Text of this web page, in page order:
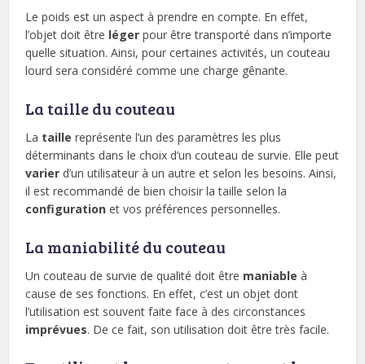
Le poids est un aspect à prendre en compte. En effet,
l’objet doit être léger pour être transporté dans n’importe
quelle situation. Ainsi, pour certaines activités, un couteau
lourd sera considéré comme une charge gênante.
La taille du couteau
La taille représente l’un des paramètres les plus
déterminants dans le choix d’un couteau de survie. Elle peut
varier d’un utilisateur à un autre et selon les besoins. Ainsi,
il est recommandé de bien choisir la taille selon la
configuration et vos préférences personnelles.
La maniabilité du couteau
Un couteau de survie de qualité doit être maniable à
cause de ses fonctions. En effet, c’est un objet dont
l’utilisation est souvent faite face à des circonstances
imprévues. De ce fait, son utilisation doit être très facile.